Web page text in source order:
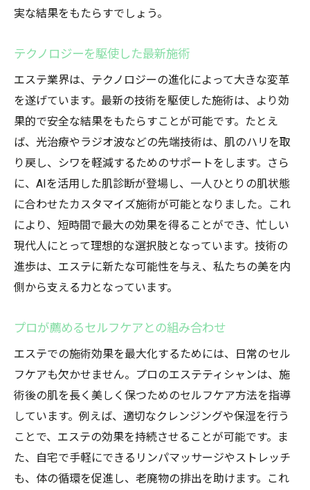
実な結果をもたらすでしょう。
テクノロジーを駆使した最新施術
エステ業界は、テクノロジーの進化によって大きな変革
を遂げています。最新の技術を駆使した施術は、より効
果的で安全な結果をもたらすことが可能です。たとえ
ば、光治療やラジオ波などの先端技術は、肌のハリを取
り戻し、シワを軽減するためのサポートをします。さら
に、AIを活用した肌診断が登場し、一人ひとりの肌状態
に合わせたカスタマイズ施術が可能となりました。これ
により、短時間で最大の効果を得ることができ、忙しい
現代人にとって理想的な選択肢となっています。技術の
進歩は、エステに新たな可能性を与え、私たちの美を内
側から支える力となっています。
プロが薦めるセルフケアとの組み合わせ
エステでの施術効果を最大化するためには、日常のセル
フケアも欠かせません。プロのエステティシャンは、施
術後の肌を長く美しく保つためのセルフケア方法を指導
しています。例えば、適切なクレンジングや保湿を行う
ことで、エステの効果を持続させることが可能です。ま
た、自宅で手軽にできるリンパマッサージやストレッチ
も、体の循環を促進し、老廃物の排出を助けます。これ